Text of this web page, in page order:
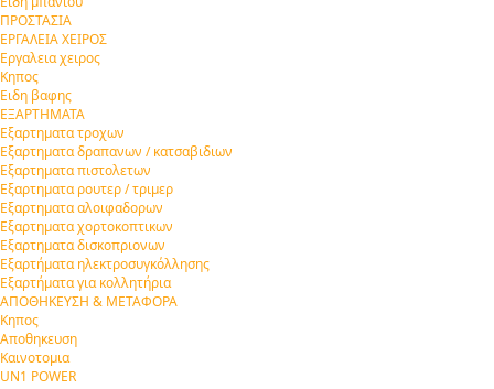
ΠΡΟΣΤΑΣΙΑ
ΕΡΓΑΛΕΙΑ ΧΕΙΡΟΣ
Εργαλεια χειρος
Κηπος
Ειδη βαφης
ΕΞΑΡΤΗΜΑΤΑ
Εξαρτηματα τροχων
Εξαρτηματα δραπανων / κατσαβιδιων
Εξαρτηματα πιστολετων
Εξαρτηματα ρουτερ / τριμερ
Εξαρτηματα αλοιφαδορων
Εξαρτηματα χορτοκοπτικων
Εξαρτηματα δισκοπριονων
Εξαρτήματα ηλεκτροσυγκόλλησης
Εξαρτήματα για κολλητήρια
ΑΠΟΘΗΚΕΥΣΗ & ΜΕΤΑΦΟΡΑ
Κηπος
Αποθηκευση
Καινοτομια
UN1 POWER